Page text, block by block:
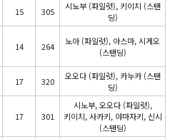
15 305
시노부 (파일럿), 키이치 (스탠
딩)
14 264
노아 (파일럿), 아스마, 시게오
(스탠딩)
17 320
오오다 (파일럿), 카누카 (스탠
딩)
17 301
시노부, 오오다 (파일럿),
키이치, 사카키, 야마자키, 신시
(스탠딩)